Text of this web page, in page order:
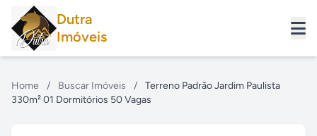
Dutra
Imóveis
Home / Buscar Imóveis /
Terreno Padrão Jardim Paulista
330m² 01 Dormitórios 50 Vagas